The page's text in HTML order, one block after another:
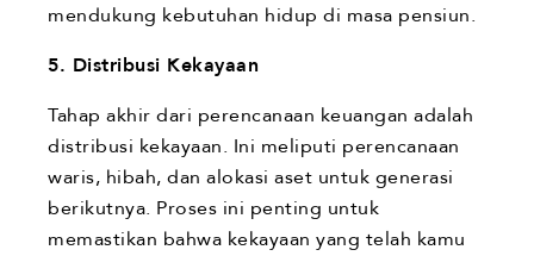
mendukung kebutuhan hidup di masa pensiun.
5. Distribusi Kekayaan
Tahap akhir dari perencanaan keuangan adalah
distribusi kekayaan. Ini meliputi perencanaan
waris, hibah, dan alokasi aset untuk generasi
berikutnya. Proses ini penting untuk
memastikan bahwa kekayaan yang telah kamu